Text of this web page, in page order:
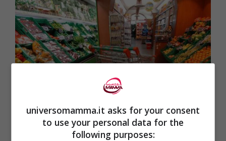
universomamma.it asks for your consent
to use your personal data for the
following purposes: